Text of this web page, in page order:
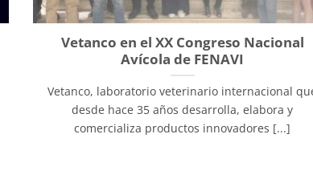
Vetanco en el XX Congreso Nacional
Avícola de FENAVI
Vetanco, laboratorio veterinario internacional
desde hace 35 años desarrolla, elabora y
comercializa productos innovadores [...]